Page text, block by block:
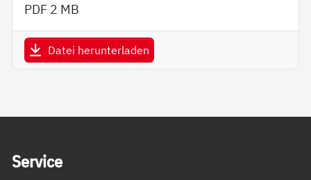
PDF 2 MB
Datei herunterladen
Ser­vice